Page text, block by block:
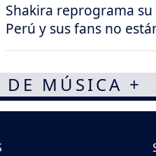
Shakira reprograma
Perú y sus fans no
MÚSICA +